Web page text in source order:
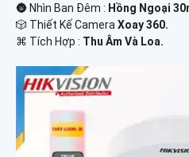
🌚 Nhìn Ban Đêm : Hồng Ngoại
🎲 Thiết Kế Camera Xoay 360.
️⌘ Tích Hợp : Thu Âm Và Loa.